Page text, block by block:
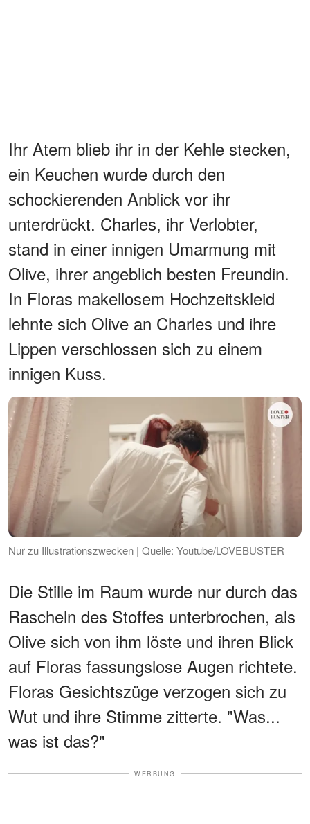
Ihr Atem blieb ihr in der Kehle stecken,
ein Keuchen wurde durch den
schockierenden Anblick vor ihr
unterdrückt. Charles, ihr Verlobter,
stand in einer innigen Umarmung mit
Olive, ihrer angeblich besten Freundin.
In Floras makellosem Hochzeitskleid
lehnte sich Olive an Charles und ihre
Lippen verschlossen sich zu einem
innigen Kuss.
Nur zu Illustrationszwecken | Quelle: Youtube/LOVEBUSTER
Die Stille im Raum wurde nur durch das
Rascheln des Stoffes unterbrochen, als
Olive sich von ihm löste und ihren Blick
auf Floras fassungslose Augen richtete.
Floras Gesichtszüge verzogen sich zu
Wut und ihre Stimme zitterte. "Was...
was ist das?"
WERBUNG